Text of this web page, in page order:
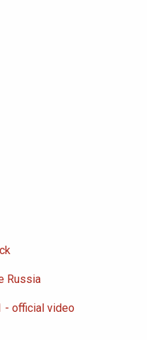
Russia
- official video